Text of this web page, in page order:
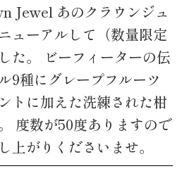
Jewel あのクラウンジュ
ューアルして（数量限定
た。 ビーフィーターの伝
9種にグレープフルーツ
トに加えた洗練された柑
度数が50度ありますので
上がりくださいませ。